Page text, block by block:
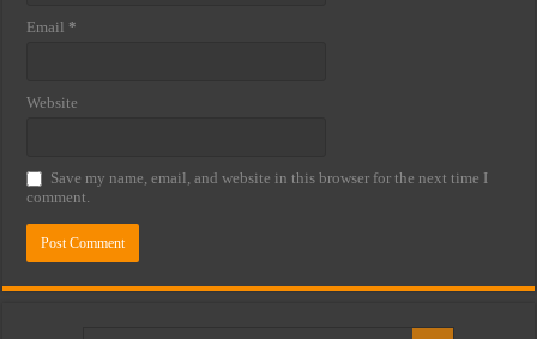
Email *
Website
Save my name, email, and website in this browser for the next time I
comment.